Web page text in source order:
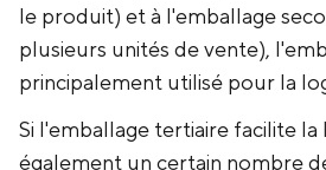
le produit) et à l'emballage
plusieurs unités de vente),
principalement utilisé pour la
Si l'emballage tertiaire facilite la
également un certain nombre